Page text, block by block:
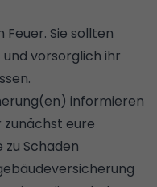
Sie sollten
vorsorglich ihr
informieren
eure
zu Schaden